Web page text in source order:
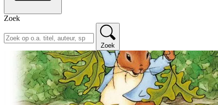
Zoek
Zoek